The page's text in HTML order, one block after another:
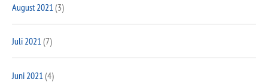
August 2021 (3)
Juli 2021(7)
Juni 2021 (4)